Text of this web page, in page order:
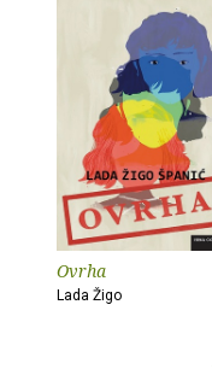
Ovrha
Lada Žigo